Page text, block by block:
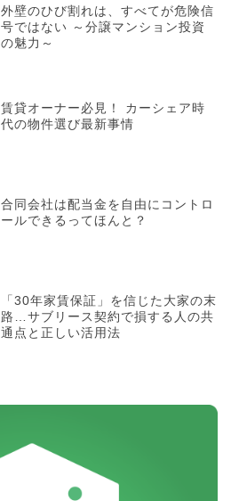
外壁のひび割れは、すべてが危険信
号ではない ～分譲マンション投資
の魅力～
賃貸オーナー必見！ カーシェア時
代の物件選び最新事情
合同会社は配当金を自由にコントロ
ールできるってほんと？
「30年家賃保証」を信じた大家の末
路…サブリース契約で損する人の共
通点と正しい活用法